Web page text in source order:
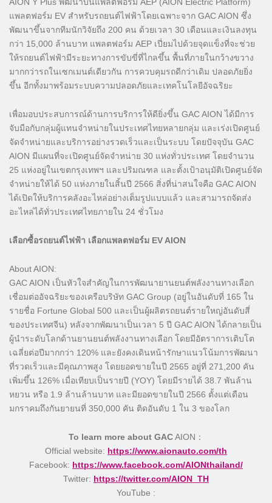
แพลตฟอร์ม EV สำหรับรถยนต์ไฟฟ้าโดยเฉพาะจาก GAC AION ซึ่ง
พัฒนาขึ้นจากทีมนักวิจัยถึง 200 คน ด้วยเวลา 30 เดือนและเงินลงทุน
กว่า 15,000 ล้านบาท แพลตฟอร์ม AEP เปี่ยมไปด้วยจุดแข็งที่จะช่วย
ให้รถยนต์ไฟฟ้ามีระยะทางการขับขี่ที่ไกลขึ้น พื้นที่ภายในกว้างขวาง
มากกว่ารถในเซกเมนต์เดียวกัน การควบคุมรถดีกว่าเดิม ปลอดภัยยิ่ง
ขึ้น อีกทั้งมาพร้อมระบบความปลอดภัยและเทคโนโลยีอัจฉริยะ
เพื่อมอบประสบการณ์ด้านการบริการให้ดียิ่งขึ้น GAC AION ได้มีการ
จับมือกับกลุ่มผู้แทนจำหน่ายในประเทศไทยหลายกลุ่ม และเร่งเปิดศูนย์
จัดจำหน่ายและบริการอย่างรวดเร็วและเป็นระบบ โดยปัจจุบัน GAC
AION มีแผนที่จะเปิดศูนย์จัดจำหน่าย 30 แห่งทั่วประเทศ โดยจำนวน
25 แห่งอยู่ในเขตกรุงเทพฯ และปริมณฑล และตั้งเป้าอนุมัติเปิดศูนย์จัด
จำหน่ายให้ได้ 50 แห่งภายในสิ้นปี 2566 สิ่งที่น่าสนใจคือ GAC AION
ได้เปิดให้บริการคลังอะไหล่อย่างเต็มรูปแบบแล้ว และสามารถจัดส่ง
อะไหล่ได้ทั่วประเทศไทยภายใน 24 ชั่วโมง
เลือกซื้อรถยนต์ไฟฟ้า เลือกแพลตฟอร์ม EV AION
About AION:
GAC AION เป็นหัวใจสำคัญในการพัฒนายานยนต์พลังงานทางเลือก
เชื่อมต่ออัจฉริยะของเครือบริษัท GAC Group (อยู่ในอันดับที่ 165 ใน
รายชื่อ Fortune Global 500 และเป็นผู้ผลิตรถยนต์รายใหญ่อันดับสี่
ของประเทศจีน) หลังจากพัฒนาเป็นเวลา 5 ปี GAC AION ได้กลายเป็น
ผู้นำระดับโลกด้านยานยนต์พลังงานทางเลือก โดยมีอัตราการเติบโต
เฉลี่ยต่อปีมากกว่า 120% และยังคงเดินหน้ารักษาแนวโน้มการพัฒนา
ที่รวดเร็วและมีคุณภาพสูง โดยยอดขายในปี 2565 อยู่ที่ 271,200 คัน
เพิ่มขึ้น 126% เมื่อเทียบเป็นรายปี (YOY) โดยมีรายได้ 38.7 พันล้าน
หยวน หรือ 1.9 ล้านล้านบาท และมียอดขายในปี 2566 ตั้งแต่เดือน
มกราคมถึงกันยายนที่ 350,000 คัน ติดอันดับ 1 ใน 3 ของโลก
To learn more about GACAION：
Official website: https://www.aionauto.com/th
Facebook: https://www.facebook.com/AIONthailand/
Twitter: https://twitter.com/AION_TH
YouTube :